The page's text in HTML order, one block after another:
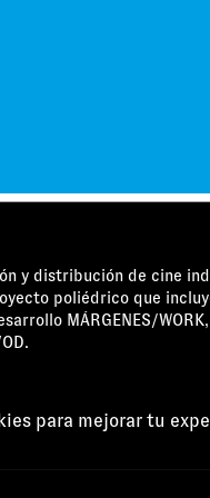
y distribución de cine
poliédrico que
MÁRGENES/
para mejorar tu